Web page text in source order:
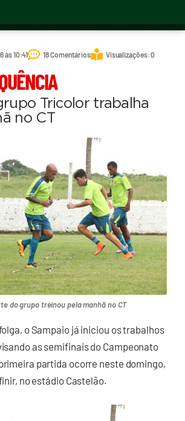
às 10:41 18 Comentários Visualizações: 0
Tricolor trabalha
no CT
do grupo treinou pela manhã no CT
o Sampaio já iniciou os trabalhos
as semifinais do Campeonato
partida ocorre neste domingo,
no estádio Castelão.